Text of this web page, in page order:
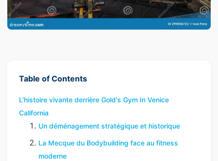
Table of Contents
L'histoire vivante derrière Gold's Gym In Venice
California
Un déménagement stratégique et historique
La Mecque du Bodybuilding face au fitness
moderne